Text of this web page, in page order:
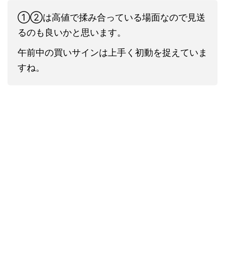
①②は高値で揉み合っている場面なので見送
るのも良いかと思います。
午前中の買いサインは上手く初動を捉えていま
すね。